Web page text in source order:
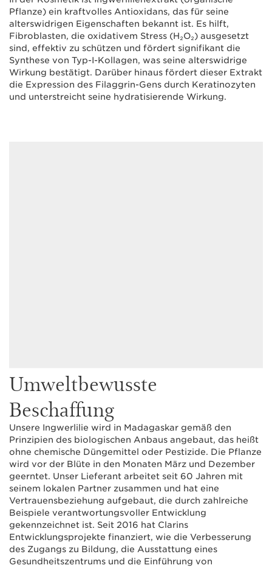
Pflanze) ein kraftvolles Antioxidans, das für seine
alterswidrigen Eigenschaften bekannt ist. Es hilft,
Fibroblasten, die oxidativem Stress (H₂O₂) ausgesetzt
sind, effektiv zu schützen und fördert signifikant die
Synthese von Typ-I-Kollagen, was seine alterswidrige
Wirkung bestätigt. Darüber hinaus fördert dieser Extrakt
die Expression des Filaggrin-Gens durch Keratinozyten
und unterstreicht seine hydratisierende Wirkung.
Umweltbewusste
Beschaffung
Unsere Ingwerlilie wird in Madagaskar gemäß den
Prinzipien des biologischen Anbaus angebaut, das heißt
ohne chemische Düngemittel oder Pestizide. Die Pflanze
wird vor der Blüte in den Monaten März und Dezember
geerntet. Unser Lieferant arbeitet seit 60 Jahren mit
seinem lokalen Partner zusammen und hat eine
Vertrauensbeziehung aufgebaut, die durch zahlreiche
Beispiele verantwortungsvoller Entwicklung
gekennzeichnet ist. Seit 2016 hat Clarins
Entwicklungsprojekte finanziert, wie die Verbesserung
des Zugangs zu Bildung, die Ausstattung eines
Gesundheitszentrums und die Einführung von